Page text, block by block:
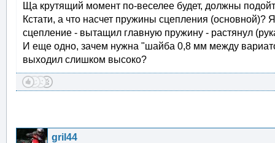
Ща крутящий момент по-веселее будет, должны
Кстати, а что насчет пружины сцепления (основной)?
сцепление - вытащил главную пружину - растянул
И еще одно, зачем нужна "шайба 0,8 мм между
выходил слишком высоко?
gril44